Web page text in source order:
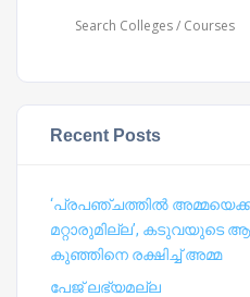
Recent Posts
‘പ്രപഞ്ചത്തില്‍
മറ്റാരുമില്ല’, കടുവയുടെ
കുഞ്ഞിനെ രക്ഷിച്ച് അമ്മ
പേജ് ലഭ്യമല്ല